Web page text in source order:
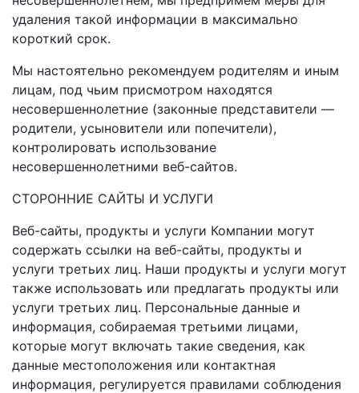
удаления такой информации в максимально
короткий срок.
Мы настоятельно рекомендуем родителям и иным
лицам, под чьим присмотром находятся
несовершеннолетние (законные представители —
родители, усыновители или попечители),
контролировать использование
несовершеннолетними веб-сайтов.
СТОРОННИЕ САЙТЫ И УСЛУГИ
Веб-сайты, продукты и услуги Компании могут
содержать ссылки на веб-сайты, продукты и
услуги третьих лиц. Наши продукты и услуги могут
также использовать или предлагать продукты или
услуги третьих лиц. Персональные данные и
информация, собираемая третьими лицами,
которые могут включать такие сведения, как
данные местоположения или контактная
информация, регулируется правилами соблюдения